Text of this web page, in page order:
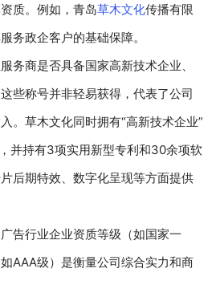
质。例如，青岛草木文化传播有限
务政企客户的基础保障。
服务商是否具备国家高新技术企业、
些称号并非轻易获得，代表了公司
。草木文化同时拥有“高新技术企业”
并持有3项实用新型专利和30余项软
后期特效、数字化呈现等方面提供
广告行业企业资质等级（如国家一
AAA级）是衡量公司综合实力和商